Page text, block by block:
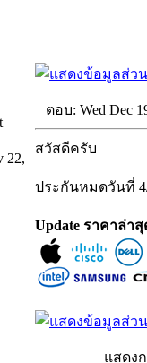
22,
ตอบ: Wed Dec
สวัสดีครับ
ประกันหมดวันที่
Update ราคาล่า
แสดง